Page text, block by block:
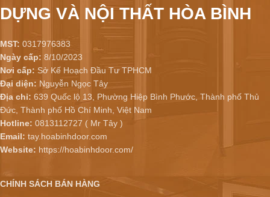
DỰNG VÀ NỘI THẤT HÒA BÌNH
MST: 0317976383
Ngày cấp: 8/10/2023
Nơi cấp: Sở Kế Hoạch Đầu Tư TPHCM
Đại diện: Nguyễn Ngọc Tây
Địa chỉ: 639 Quốc lộ 13, Phường Hiệp Bình Phước, Thành phố Thủ
Đức, Thành phố Hồ Chí Minh, Việt Nam
Hotline: 0813112727 ( Mr Tây )
Email: tay.hoabinhdoor.com
Website: https://hoabinhdoor.com/
CHÍNH SÁCH BÁN HÀNG